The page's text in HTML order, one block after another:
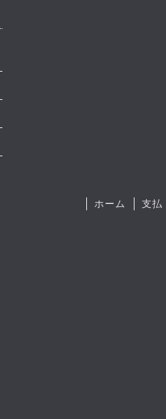
ホーム 支払